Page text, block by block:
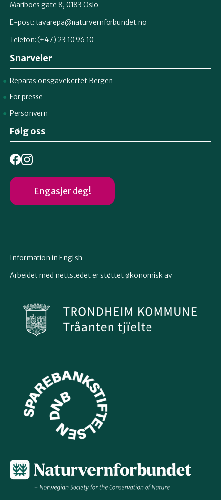
Mariboes gate 8, 0183 Oslo
E-post: tavarepa@naturvernforbundet.no
Telefon: (+47) 23 10 96 10
Snarveier
Reparasjonsgavekortet Bergen
For presse
Personvern
Følg oss
Engasjer deg!
Information in English
Arbeidet med nettstedet er støttet økonomisk av